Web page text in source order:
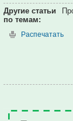
Другие статьи
по темам:
Распечатать